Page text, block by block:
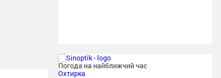
Погода на найближчий час
Охтирка